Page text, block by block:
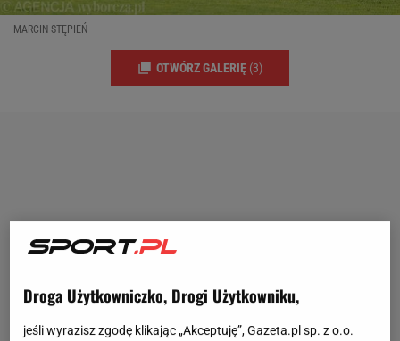
MARCIN STĘPIEŃ
OTWÓRZ GALERIĘ (3)
Droga Użytkowniczko, Drogi Użytkowniku,
jeśli wyrazisz zgodę klikając „Akceptuję”, Gazeta.pl sp. z o.o.